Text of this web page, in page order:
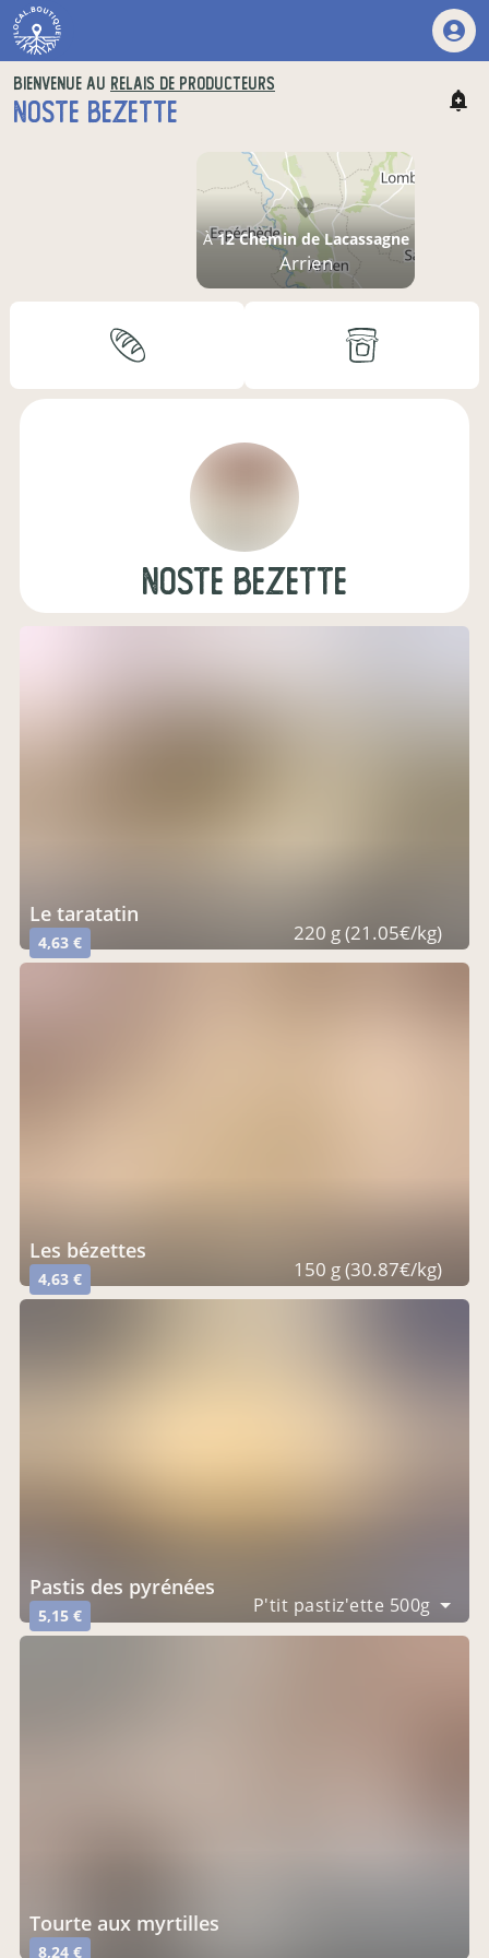
BIENVENUE AU RELAIS DE PRODUCTEURS
NOSTE BEZETTE
À12 Chemin de Lacassagne
Arrien
Noste bezette
le taratatin
4,63 € 220 g (21.05€/kg)
les bézettes
4,63 € 150 g (30.87€/kg)
pastis des pyrénées
5,15 € P'tit pastiz'ette 500g
tourte aux myrtilles
8,24 €